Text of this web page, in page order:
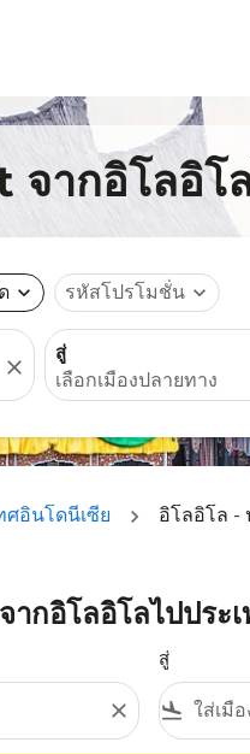
จากอิโลอิโ
expand_more รหัสโปรโมชั่น expand_more
close
สู่
ศอินโดนีเซีย อิโลอิโล -
ากอิโลอิโลไปประ
close
สู่
flight_land